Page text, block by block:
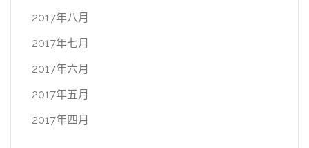
2017年八月
2017年七月
2017年六月
2017年五月
2017年四月